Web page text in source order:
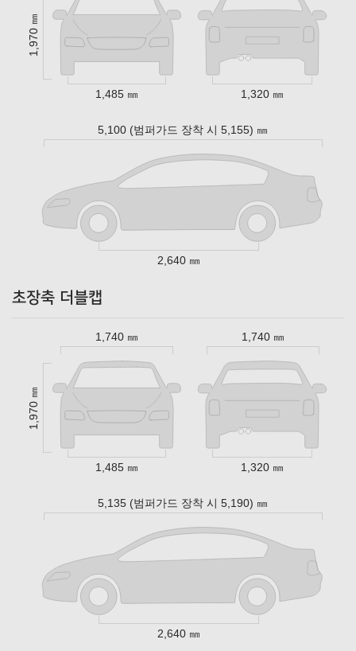
1,970 ㎜
1,485 ㎜ 1,320 ㎜
5,100 (범퍼가드 장착 시 5,155) ㎜
2,640 ㎜
초장축 더블캡
1,740 ㎜ 1,740 ㎜
1,970 ㎜
1,485 ㎜ 1,320 ㎜
5,135 (범퍼가드 장착 시 5,190) ㎜
2,640 ㎜